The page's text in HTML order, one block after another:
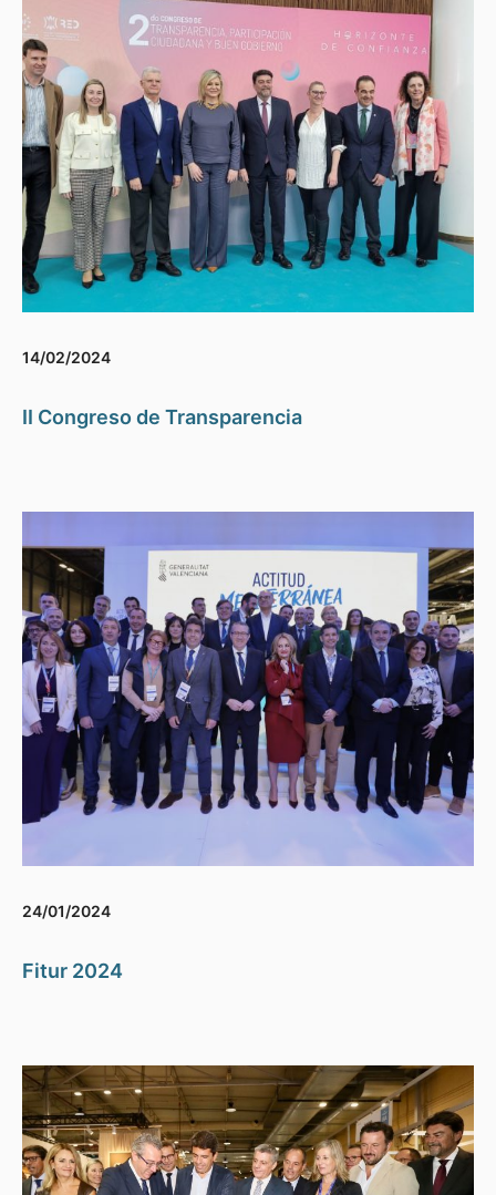
14/02/2024
II Congreso de Transparencia
24/01/2024
Fitur 2024